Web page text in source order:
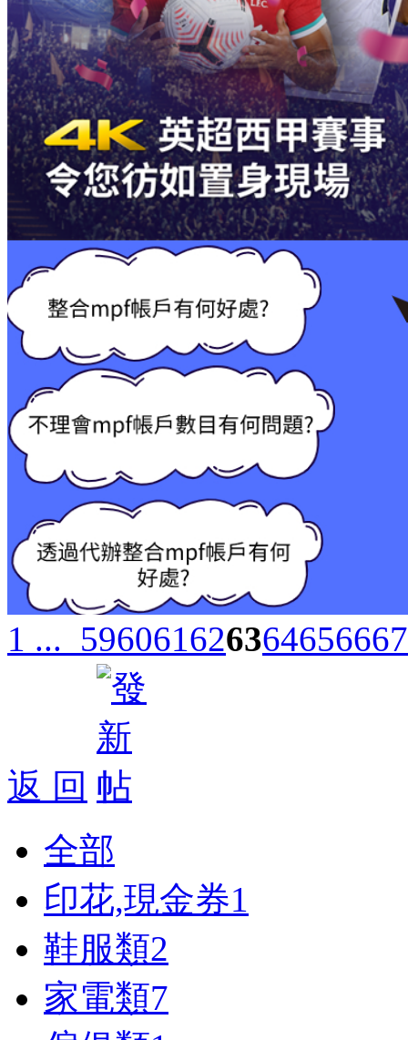
1 ... 596061626364656667
返 回
全部
印花,現金券1
鞋服類2
家電類7